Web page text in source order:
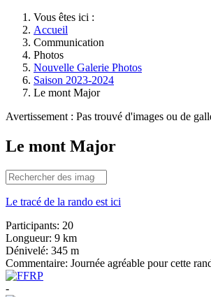
Vous êtes ici :
Accueil
Communication
Photos
Nouvelle Galerie Photos
Saison 2023-2024
Le mont Major
Avertissement : Pas trouvé d'images ou de
Le mont Major
Le tracé de la rando est ici
Participants: 20
Longueur: 9 km
Dénivelé: 345 m
Commentaire: Journée agréable pour cette
-